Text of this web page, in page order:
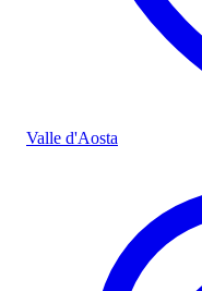
Valle d'Aosta